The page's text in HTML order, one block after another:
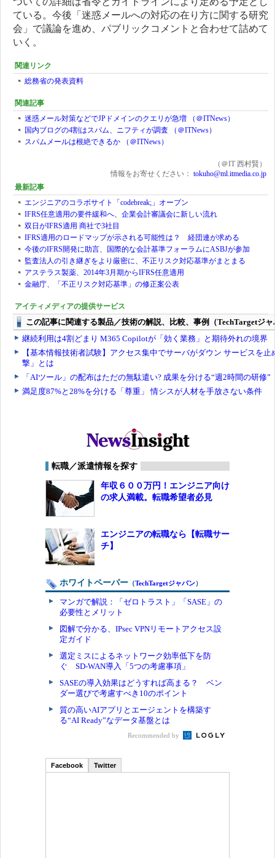
ている。今後「迷惑メールへの対応の在り方に関する研究
会」で議論を進め、パブリックコメントと合わせて詰めて
いく。
関連リンク
総務省の発表資料
関連記事
迷惑メール対策などでJPドメインのクエリが急増 （＠ITNews）
国内ブログの4割はスパム、ニフティが調査 （＠ITNews）
スパムメールは根絶できるか （＠ITNews）
（＠IT 西村賢）
情報をお寄せください： tokuho@ml.itmedia.co.jp
最新記事
エンジニアのコラボサイト「codebreak;」オープン
IFRS任意適用の要件緩和へ、企業会計審議会に新しい流れ
双日がIFRS適用 商社で3社目
IFRS適用のロードマップが示される可能性は？ 経団連が求める
今後のIFRS開発に助言、国際的な会計基準フォーラムにASBJが参加
監査法人の引き継ぎをより厳密に、不正リスク対応基準がまとまる
アステラス製薬、2014年3月期からIFRS任意適用
金融庁、「不正リスク対応基準」の修正案公表
アイティメディアの提供サービス
転職／派遣情報を探す
年収６００万円！エンジニア向け
の求人満載。転職希望者必見
エンジニアの転職なら【転職サー
チ】
ホワイトペーパー （TechTargetジャパン）
マンガで解説：「ゼロトラスト」「SASE」の
必要性とメリット
図解で分かる、IPsec VPNリモートアクセス設
定ガイド
選定ミスによるネットワーク効率低下を防
ぐ SD-WAN導入「5つの考慮事項」
SASEの導入効果はどうすれば高まる？ ベン
ダー選びで考慮すべき10のポイント
質の高いAIアプリとエージェントを構築す
る“AI Ready”なデータ基盤とは
Recommended by
Facebook Twitter